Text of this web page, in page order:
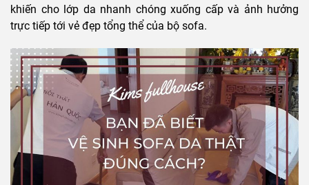
khiến cho lớp da nhanh chóng xuống cấp và ảnh hưởng
trực tiếp tới vẻ đẹp tổng thể của bộ sofa.